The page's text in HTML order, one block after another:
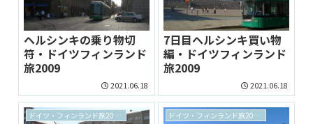
ヘルシンキの乗り物切
符・ドイツフィンランド
旅2009
2021.06.18
7日目ヘルシンキ買い物
編・ドイツフィンランド
旅2009
2021.06.18
ドイツ・フィンランド旅2009 archive ドイツ・フィンランド旅2009 archive